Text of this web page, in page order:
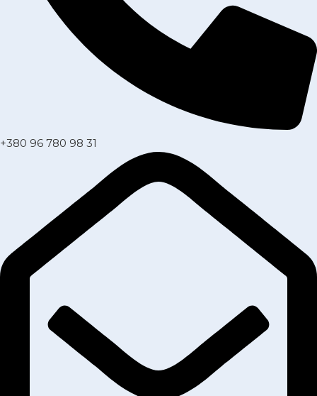
+380 96 780 98 31